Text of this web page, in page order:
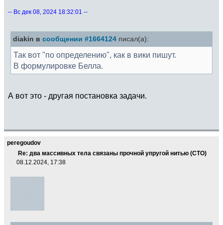
-- Вс дек 08, 2024 18:32:01 --
diakin в сообщении #1664124 писал(а):
Так вот "по определению", как в вики пишут.
В формулировке Белла.
А вот это - другая постановка задачи.
peregoudov
Re: два массивных тела связаны прочной упругой нитью (СТО)
08.12.2024, 17:38